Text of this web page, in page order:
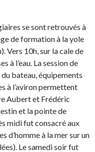
se sont retrouvés à
de formation à la yole
Vers 10h, sur la cale de
à l’eau. La session de
bateau, équipements
à l’aviron permettent
Aubert et Frédéric
et la pointe de
midi fut consacré aux
d’homme à la mer sur un
Le samedi soir fut